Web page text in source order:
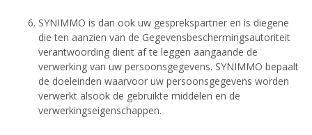
SYNIMMO is dan ook uw gesprekspartner en is diegene
die ten aanzien van de Gegevensbeschermingsautoriteit
verantwoording dient af te leggen aangaande de
verwerking van uw persoonsgegevens. SYNIMMO bepaalt
de doeleinden waarvoor uw persoonsgegevens worden
verwerkt alsook de gebruikte middelen en de
verwerkingseigenschappen.